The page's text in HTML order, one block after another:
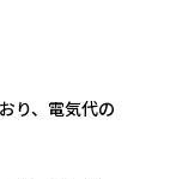
り、電気代の